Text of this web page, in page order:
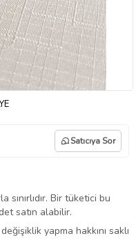
Satıcıya Sor
sınırlıdır. Bir tüketici bu
satın alabilir.
yapma hakkını saklı